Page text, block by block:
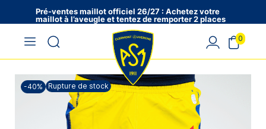
Pré-ventes maillot officiel 26/27 : Achetez votre
maillot à l’aveugle et tentez de remporter 2 places
en VIP !
-40% Rupture de stock
0